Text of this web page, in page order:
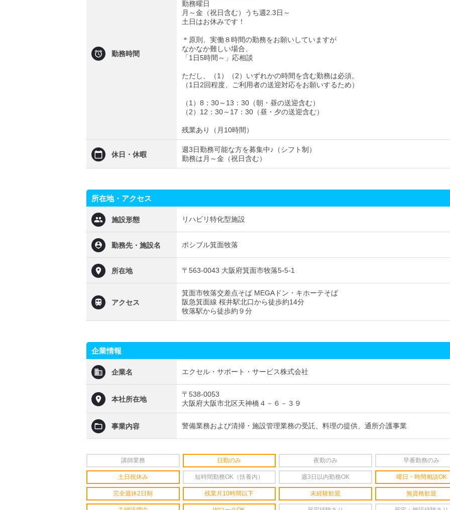
勤務時間
勤務曜日
月～金（祝日含む）うち週2.3日～
土日はお休みです！
＊原則、実働８時間の勤務をお願いしていますが
なかなか難しい場合、
「1日5時間～」応相談
ただし、（1）（2）いずれかの時間を含む勤務は必須。
（1日2回程度、ご利用者の送迎対応をお願いするため）
（1）8：30～13：30（朝・昼の送迎含む）
（2）12：30～17：30（昼・夕の送迎含む）
残業あり（月10時間）
休日・休暇
週3日勤務可能な方を募集中♪（シフト制）
勤務は月～金（祝日含む）
所在地・アクセス
施設形態 リハビリ特化型施設
勤務先・施設名 ポシブル箕面牧落
所在地 〒563-0043 大阪府箕面市牧落5-5-1
アクセス
箕面市牧落交差点そば MEGAドン・キホーテそば
阪急箕面線 桜井駅北口から徒歩約14分
牧落駅から徒歩約９分
企業情報
企業名 エクセル・サポート・サービス株式会社
本社所在地
〒538-0053
大阪府大阪市北区天神橋４－６－３９
事業内容 警備業務および清掃・施設管理業務の受託、料理の提供、通所介護事業
講師業務 日勤のみ 夜勤のみ 早番勤務のみ
土日祝休み 短時間勤務OK（扶養内） 週3日以内勤務OK 曜日・時間相談OK
完全週休2日制 残業月10時間以下 未経験歓迎 無資格歓迎